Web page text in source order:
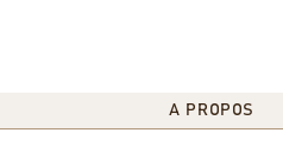
A PROPOS